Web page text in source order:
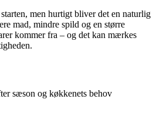
men hurtigt bliver det en naturlig
mad, mindre spild og en større
kommer fra – og det kan mærkes
sæson og køkkenets behov